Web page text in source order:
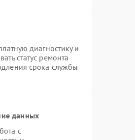
диагностику и
статус ремонта
срока службы
данных
с